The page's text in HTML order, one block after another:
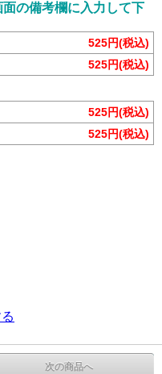
の備考欄に入力して下
525円(税込)
525円(税込)
525円(税込)
525円(税込)
次の商品へ